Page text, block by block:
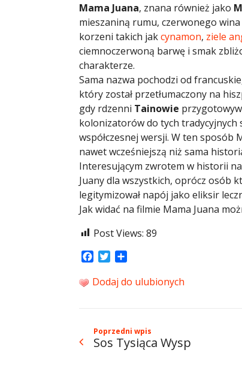
Mama Juana, znana również jako
mieszaniną rumu, czerwonego
korzeni takich jakcynamon, ziele
ciemnoczerwoną barwę i smak
charakterze.​
Sama nazwa pochodzi od
który został przetłumaczony na
gdy rdzenni Tainowie
kolonizatorów do tych tradycyjnych
współczesnej wersji. W ten sposób
nawet wcześniejszą niż sama
Interesującym zwrotem w historii
Juany dla wszystkich, oprócz osób
legitymizował napój jako eliksir
Jak widać na filmie Mama Juana
Post Views: 89
Facebook
Twitter
Dodaj do ulubionych
Poprzedni wpis
Sos Tysiąca Wysp